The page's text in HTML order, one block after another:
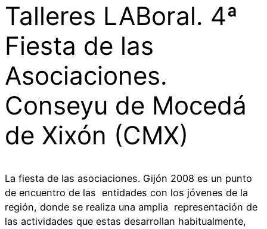
Talleres LABoral. 4ª
Fiesta de las
Asociaciones.
Conseyu de Mocedá
de Xixón (CMX)
La fiesta de las asociaciones. Gijón 2008 es un punto
de encuentro de las entidades con los jóvenes de la
región, donde se realiza una amplia representación de
las actividades que estas desarrollan habitualmente,